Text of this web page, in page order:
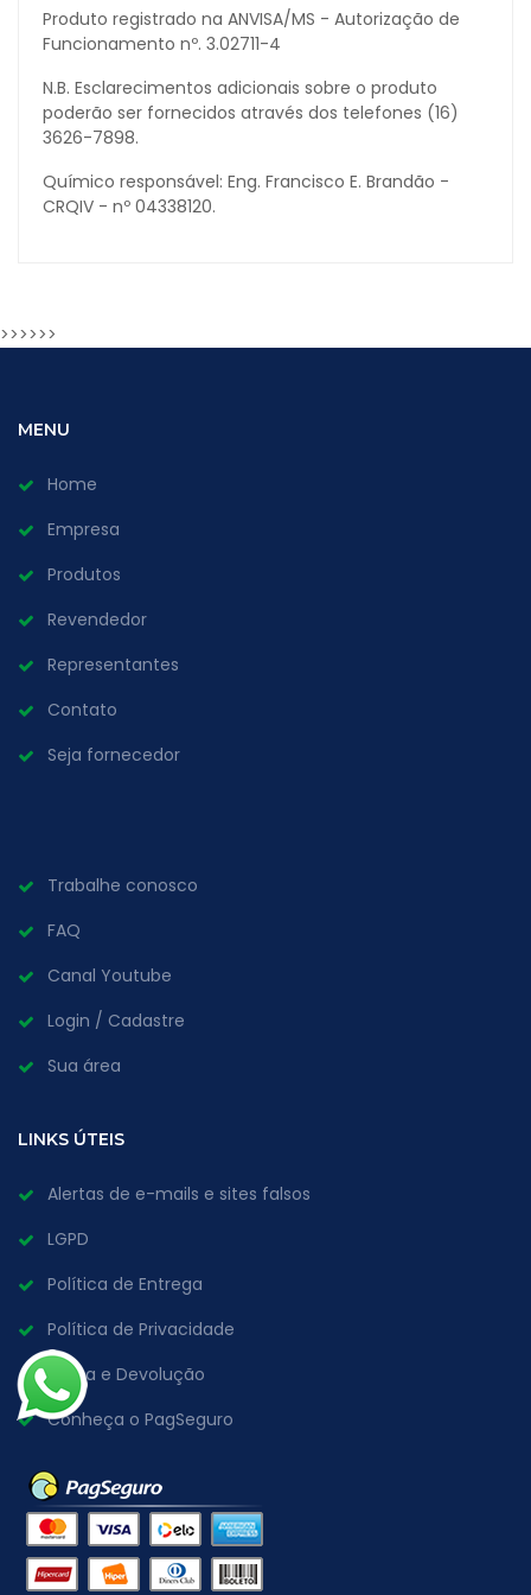
Produto registrado na ANVISA/MS - Autorização de
Funcionamento nº. 3.02711-4
N.B. Esclarecimentos adicionais sobre o produto
poderão ser fornecidos através dos telefones (16)
3626-7898.
Químico responsável: Eng. Francisco E. Brandão -
CRQIV - nº 04338120.
>>>>>>
MENU
Home
Empresa
Produtos
Revendedor
Representantes
Contato
Seja fornecedor
Trabalhe conosco
FAQ
Canal Youtube
Login / Cadastre
Sua área
LINKS ÚTEIS
Alertas de e-mails e sites falsos
LGPD
Política de Entrega
Política de Privacidade
Troca e Devolução
Conheça o PagSeguro